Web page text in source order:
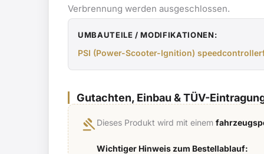
Verbrennung werden ausgeschlossen.
UMBAUTEILE / MODIFIKATIONEN:
PSI (Power-Scooter-Ignition)
Gutachten, Einbau & TÜV-
gavel Dieses Produkt wird mit einem
Wichtiger Hinweis zum Bestellablauf: